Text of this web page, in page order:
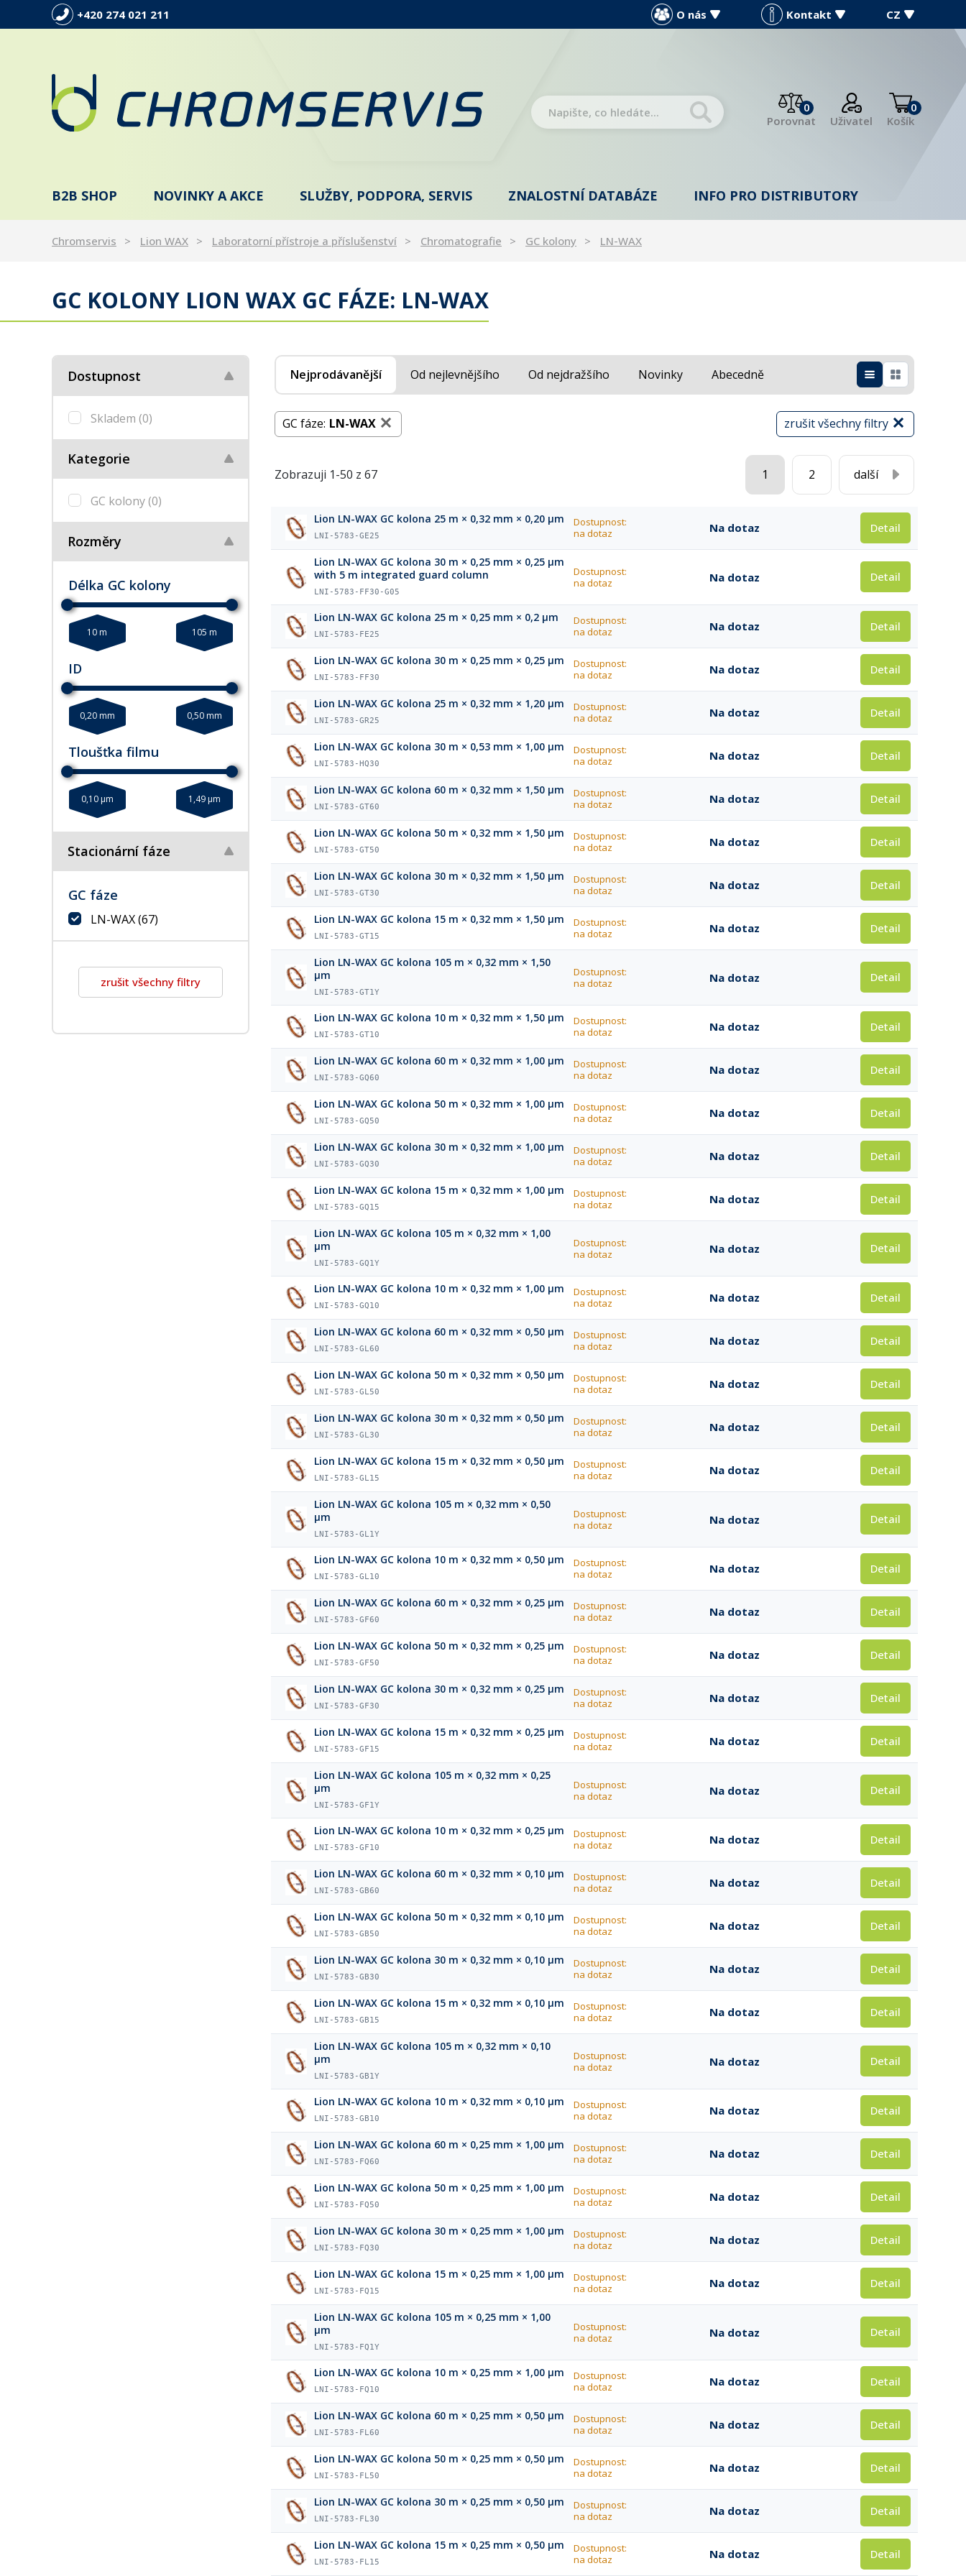
+420 274 021 211 O nás Kontakt CZ
0
Porovnat
Uživatel
0
Košík
B2B SHOP NOVINKY A AKCE SLUŽBY, PODPORA, SERVIS ZNALOSTNÍ DATABÁZE INFO PRO DISTRIBUTORY
Chromservis Lion WAX Laboratorní přístroje a příslušenství Chromatografie GC kolony LN-WAX
GC KOLONY LION WAX GC FÁZE: LN-WAX
Dostupnost
Skladem (0)
Kategorie
GC kolony(0)
Rozměry
Délka GC kolony
10 m 105 m
ID
0,20 mm 0,50 mm
Tloušťka filmu
0,10 µm 1,49 µm
Stacionární fáze
GC fáze
LN-WAX(67)
zrušit všechny filtry
Nejprodávanější Od nejlevnějšího Od nejdražšího Novinky Abecedně
zrušit všechny filtry
GC fáze: LN-WAX
Zobrazuji 1-50 z 67 1 2 další
Lion LN-WAX GC kolona 25 m × 0,32 mm × 0,20 µm
LNI-5783-GE25
Dostupnost:
na dotaz
Na dotaz Detail
Lion LN-WAX GC kolona 30 m × 0,25 mm × 0,25 µm
with 5 m integrated guard column
LNI-5783-FF30-G05
Dostupnost:
na dotaz
Na dotaz Detail
Lion LN-WAX GC kolona 25 m × 0,25 mm × 0,2 µm
LNI-5783-FE25
Dostupnost:
na dotaz
Na dotaz Detail
Lion LN-WAX GC kolona 30 m × 0,25 mm × 0,25 µm
LNI-5783-FF30
Dostupnost:
na dotaz
Na dotaz Detail
Lion LN-WAX GC kolona 25 m × 0,32 mm × 1,20 µm
LNI-5783-GR25
Dostupnost:
na dotaz
Na dotaz Detail
Lion LN-WAX GC kolona 30 m × 0,53 mm × 1,00 µm
LNI-5783-HQ30
Dostupnost:
na dotaz
Na dotaz Detail
Lion LN-WAX GC kolona 60 m × 0,32 mm × 1,50 µm
LNI-5783-GT60
Dostupnost:
na dotaz
Na dotaz Detail
Lion LN-WAX GC kolona 50 m × 0,32 mm × 1,50 µm
LNI-5783-GT50
Dostupnost:
na dotaz
Na dotaz Detail
Lion LN-WAX GC kolona 30 m × 0,32 mm × 1,50 µm
LNI-5783-GT30
Dostupnost:
na dotaz
Na dotaz Detail
Lion LN-WAX GC kolona 15 m × 0,32 mm × 1,50 µm
LNI-5783-GT15
Dostupnost:
na dotaz
Na dotaz Detail
Lion LN-WAX GC kolona 105 m × 0,32 mm × 1,50
µm
LNI-5783-GT1Y
Dostupnost:
na dotaz
Na dotaz Detail
Lion LN-WAX GC kolona 10 m × 0,32 mm × 1,50 µm
LNI-5783-GT10
Dostupnost:
na dotaz
Na dotaz Detail
Lion LN-WAX GC kolona 60 m × 0,32 mm × 1,00 µm
LNI-5783-GQ60
Dostupnost:
na dotaz
Na dotaz Detail
Lion LN-WAX GC kolona 50 m × 0,32 mm × 1,00 µm
LNI-5783-GQ50
Dostupnost:
na dotaz
Na dotaz Detail
Lion LN-WAX GC kolona 30 m × 0,32 mm × 1,00 µm
LNI-5783-GQ30
Dostupnost:
na dotaz
Na dotaz Detail
Lion LN-WAX GC kolona 15 m × 0,32 mm × 1,00 µm
LNI-5783-GQ15
Dostupnost:
na dotaz
Na dotaz Detail
Lion LN-WAX GC kolona 105 m × 0,32 mm × 1,00
µm
LNI-5783-GQ1Y
Dostupnost:
na dotaz
Na dotaz Detail
Lion LN-WAX GC kolona 10 m × 0,32 mm × 1,00 µm
LNI-5783-GQ10
Dostupnost:
na dotaz
Na dotaz Detail
Lion LN-WAX GC kolona 60 m × 0,32 mm × 0,50 µm
LNI-5783-GL60
Dostupnost:
na dotaz
Na dotaz Detail
Lion LN-WAX GC kolona 50 m × 0,32 mm × 0,50 µm
LNI-5783-GL50
Dostupnost:
na dotaz
Na dotaz Detail
Lion LN-WAX GC kolona 30 m × 0,32 mm × 0,50 µm
LNI-5783-GL30
Dostupnost:
na dotaz
Na dotaz Detail
Lion LN-WAX GC kolona 15 m × 0,32 mm × 0,50 µm
LNI-5783-GL15
Dostupnost:
na dotaz
Na dotaz Detail
Lion LN-WAX GC kolona 105 m × 0,32 mm × 0,50
µm
LNI-5783-GL1Y
Dostupnost:
na dotaz
Na dotaz Detail
Lion LN-WAX GC kolona 10 m × 0,32 mm × 0,50 µm
LNI-5783-GL10
Dostupnost:
na dotaz
Na dotaz Detail
Lion LN-WAX GC kolona 60 m × 0,32 mm × 0,25 µm
LNI-5783-GF60
Dostupnost:
na dotaz
Na dotaz Detail
Lion LN-WAX GC kolona 50 m × 0,32 mm × 0,25 µm
LNI-5783-GF50
Dostupnost:
na dotaz
Na dotaz Detail
Lion LN-WAX GC kolona 30 m × 0,32 mm × 0,25 µm
LNI-5783-GF30
Dostupnost:
na dotaz
Na dotaz Detail
Lion LN-WAX GC kolona 15 m × 0,32 mm × 0,25 µm
LNI-5783-GF15
Dostupnost:
na dotaz
Na dotaz Detail
Lion LN-WAX GC kolona 105 m × 0,32 mm × 0,25
µm
LNI-5783-GF1Y
Dostupnost:
na dotaz
Na dotaz Detail
Lion LN-WAX GC kolona 10 m × 0,32 mm × 0,25 µm
LNI-5783-GF10
Dostupnost:
na dotaz
Na dotaz Detail
Lion LN-WAX GC kolona 60 m × 0,32 mm × 0,10 µm
LNI-5783-GB60
Dostupnost:
na dotaz
Na dotaz Detail
Lion LN-WAX GC kolona 50 m × 0,32 mm × 0,10 µm
LNI-5783-GB50
Dostupnost:
na dotaz
Na dotaz Detail
Lion LN-WAX GC kolona 30 m × 0,32 mm × 0,10 µm
LNI-5783-GB30
Dostupnost:
na dotaz
Na dotaz Detail
Lion LN-WAX GC kolona 15 m × 0,32 mm × 0,10 µm
LNI-5783-GB15
Dostupnost:
na dotaz
Na dotaz Detail
Lion LN-WAX GC kolona 105 m × 0,32 mm × 0,10
µm
LNI-5783-GB1Y
Dostupnost:
na dotaz
Na dotaz Detail
Lion LN-WAX GC kolona 10 m × 0,32 mm × 0,10 µm
LNI-5783-GB10
Dostupnost:
na dotaz
Na dotaz Detail
Lion LN-WAX GC kolona 60 m × 0,25 mm × 1,00 µm
LNI-5783-FQ60
Dostupnost:
na dotaz
Na dotaz Detail
Lion LN-WAX GC kolona 50 m × 0,25 mm × 1,00 µm
LNI-5783-FQ50
Dostupnost:
na dotaz
Na dotaz Detail
Lion LN-WAX GC kolona 30 m × 0,25 mm × 1,00 µm
LNI-5783-FQ30
Dostupnost:
na dotaz
Na dotaz Detail
Lion LN-WAX GC kolona 15 m × 0,25 mm × 1,00 µm
LNI-5783-FQ15
Dostupnost:
na dotaz
Na dotaz Detail
Lion LN-WAX GC kolona 105 m × 0,25 mm × 1,00
µm
LNI-5783-FQ1Y
Dostupnost:
na dotaz
Na dotaz Detail
Lion LN-WAX GC kolona 10 m × 0,25 mm × 1,00 µm
LNI-5783-FQ10
Dostupnost:
na dotaz
Na dotaz Detail
Lion LN-WAX GC kolona 60 m × 0,25 mm × 0,50 µm
LNI-5783-FL60
Dostupnost:
na dotaz
Na dotaz Detail
Lion LN-WAX GC kolona 50 m × 0,25 mm × 0,50 µm
LNI-5783-FL50
Dostupnost:
na dotaz
Na dotaz Detail
Lion LN-WAX GC kolona 30 m × 0,25 mm × 0,50 µm
LNI-5783-FL30
Dostupnost:
na dotaz
Na dotaz Detail
Lion LN-WAX GC kolona 15 m × 0,25 mm × 0,50 µm
LNI-5783-FL15
Dostupnost:
na dotaz
Na dotaz Detail